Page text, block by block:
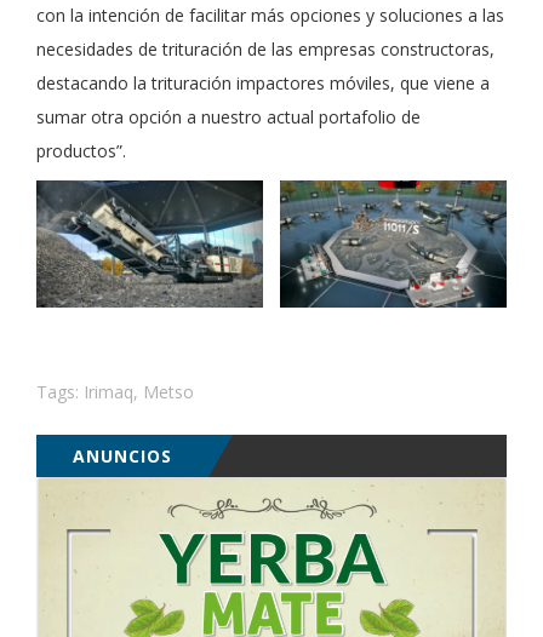
con la intención de facilitar más opciones y soluciones a las
necesidades de trituración de las empresas constructoras,
destacando la trituración impactores móviles, que viene a
sumar otra opción a nuestro actual portafolio de
productos”.
Tags: Irimaq, Metso
ANUNCIOS